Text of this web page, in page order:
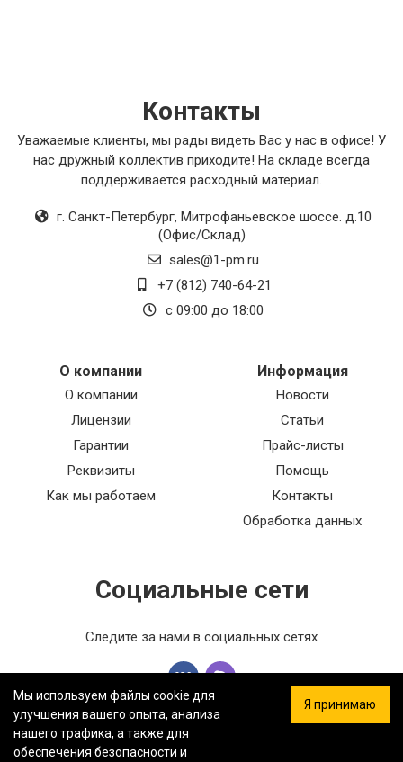
Контакты
Уважаемые клиенты, мы рады видеть Вас у нас в офисе! У
нас дружный коллектив приходите! На складе всегда
поддерживается расходный материал.
г. Санкт-Петербург, Митрофаньевское шоссе. д.10
(Офис/Склад)
sales@1-pm.ru
+7 (812) 740-64-21
с 09:00 до 18:00
О компании
О компании
Лицензии
Гарантии
Реквизиты
Как мы работаем
Информация
Новости
Статьи
Прайс-листы
Помощь
Контакты
Обработка данных
Социальные сети
Следите за нами в социальных сетях
Мы используем файлы cookie для
улучшения вашего опыта, анализа
нашего трафика, а также для
обеспечения безопасности и
Я принимаю